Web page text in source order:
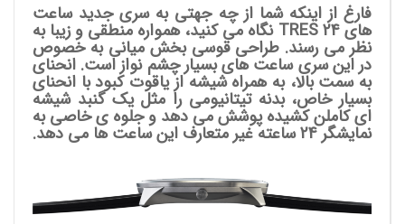
فارغ از اینکه شما از چه جهتی به سری جدید ساعت
های TRES 24 نگاه می کنید، همواره منطقی و زیبا به
نظر می رسند. طراحی قوسی بخش میانی به خصوص
در این سری ساعت های بسیار چشم نواز است. انحنای
به سمت بالا، به همراه شیشه از یاقوت کبود با انحنای
بسیار خاص، بدنه تیتانیومی را مثل یک گنبد شیشه
ای کاملن کشیده پوشش می دهد و جلوه ی خاصی به
نمایشگر 24 ساعته غیر متعارف این ساعت ها می دهد.